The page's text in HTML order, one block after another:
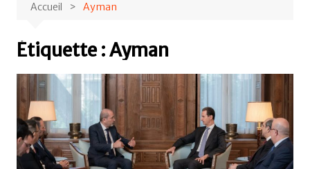
Accueil Ayman
Étiquette :Ayman